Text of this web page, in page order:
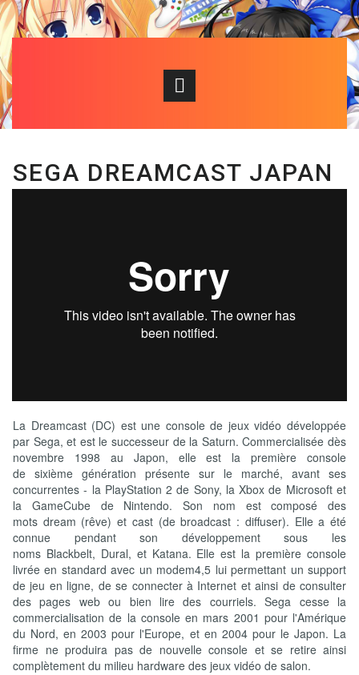
SEGA DREAMCAST JAPAN
La Dreamcast (DC) est une console de jeux vidéo développée
par Sega, et est le successeur de la Saturn. Commercialisée dès
novembre 1998 au Japon, elle est la première console
de sixième génération présente sur le marché, avant ses
concurrentes - la PlayStation 2 de Sony, la Xbox de Microsoft et
la GameCube de Nintendo. Son nom est composé des
mots dream (rêve) et cast (de broadcast : diffuser). Elle a été
connue pendant son développement sous les
noms Blackbelt, Dural, et Katana. Elle est la première console
livrée en standard avec un modem4,5 lui permettant un support
de jeu en ligne, de se connecter à Internet et ainsi de consulter
des pages web ou bien lire des courriels. Sega cesse la
commercialisation de la console en mars 2001 pour l'Amérique
du Nord, en 2003 pour l'Europe, et en 2004 pour le Japon. La
firme ne produira pas de nouvelle console et se retire ainsi
complètement du milieu hardware des jeux vidéo de salon.